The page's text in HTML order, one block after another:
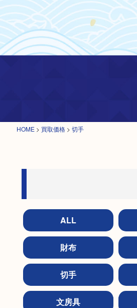
HOME > 買取価格 > 切手
ALL
財布
切手
文房具